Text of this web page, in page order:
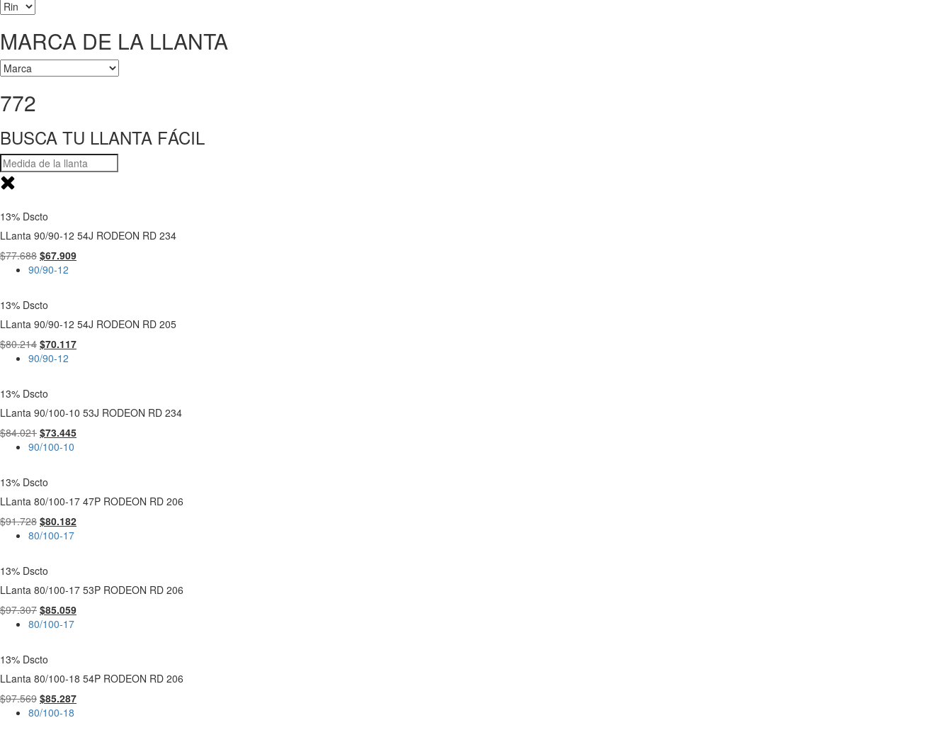
MARCA DE LA LLANTA
772
BUSCA TU LLANTA FÁCIL
13% Dscto
LLanta 90/90-12 54J RODEON RD 234
$77.688 El
precio
$77.688.
$67.909El
90/90-12
13% Dscto
LLanta 90/90-12 54J RODEON RD 205
$80.214 El
precio
$80.214.
$70.117El
90/90-12
13% Dscto
LLanta 90/100-10 53J RODEON RD 234
$84.021 El
precio
$84.021.
$73.445El
90/100-10
13% Dscto
LLanta 80/100-17 47P RODEON RD 206
$91.728 El
precio
$91.728.
$80.182El
80/100-17
13% Dscto
LLanta 80/100-17 53P RODEON RD 206
$97.307 El
precio
$97.307.
$85.059El
80/100-17
13% Dscto
LLanta 80/100-18 54P RODEON RD 206
$97.569 El
precio
$85.287El
80/100-18